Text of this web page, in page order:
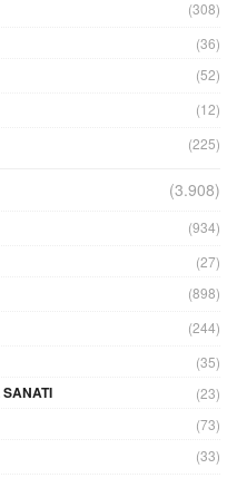
(308)
(36)
(52)
(12)
(225)
(3.908)
(934)
(27)
(898)
(244)
(35)
SANATI (23)
(73)
(33)